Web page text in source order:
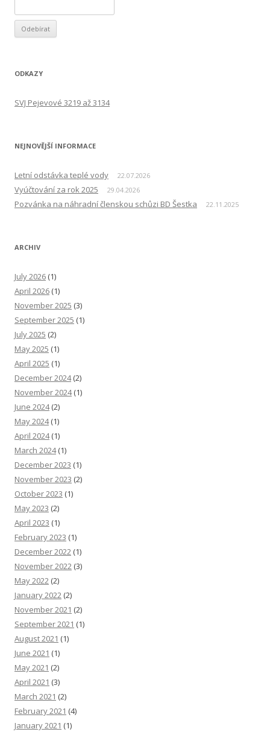
ODKAZY
SVJ Pejevové 3219 až 3134
NEJNOVĚJŠÍ INFORMACE
Letní odstávka teplé vody 22.07.2026
Vyúčtování za rok 2025 29.04.2026
Pozvánka na náhradní členskou schůzi BD Šestka 22.11.2025
ARCHIV
July 2026 (1)
April 2026 (1)
November 2025 (3)
September 2025 (1)
July 2025 (2)
May 2025 (1)
April 2025 (1)
December 2024(2)
November 2024(1)
June 2024(2)
May 2024(1)
April 2024(1)
March 2024(1)
December 2023 (1)
November 2023 (2)
October 2023 (1)
May 2023 (2)
April 2023 (1)
February 2023 (1)
December 2022 (1)
November 2022 (3)
May 2022 (2)
January 2022 (2)
November 2021 (2)
September 2021 (1)
August 2021 (1)
June 2021 (1)
May 2021 (2)
April 2021 (3)
March 2021 (2)
February 2021 (4)
January 2021 (1)